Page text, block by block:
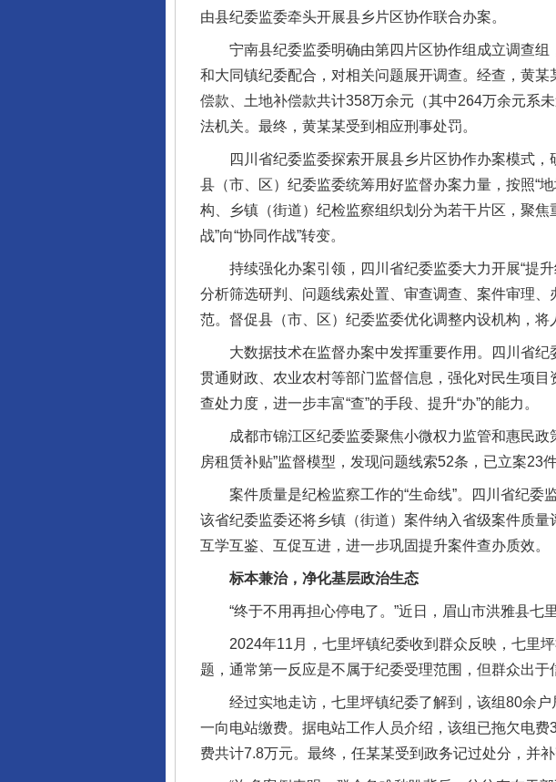
由县纪委监委牵头开展县乡片区协作联合办案。
宁南县纪委监委明确由第四片区协作组成立调查组
和大同镇纪委配合，对相关问题展开调查。经查，黄
偿款、土地补偿款共计358万余元（其中264万余元系
法机关。最终，黄某某受到相应刑事处罚。
四川省纪委监委探索开展县乡片区协作办案模式，
县（市、区）纪委监委统筹用好监督办案力量，按照“
构、乡镇（街道）纪检监察组织划分为若干片区，聚
战”向“协同作战”转变。
持续强化办案引领，四川省纪委监委大力开展“提升
分析筛选研判、问题线索处置、审查调查、案件审理
范。督促县（市、区）纪委监委优化调整内设机构，将
大数据技术在监督办案中发挥重要作用。四川省纪
贯通财政、农业农村等部门监督信息，强化对民生项
查处力度，进一步丰富“查”的手段、提升“办”的能力。
成都市锦江区纪委监委聚焦小微权力监管和惠民政
房租赁补贴”监督模型，发现问题线索52条，已立案23件
案件质量是纪检监察工作的“生命线”。四川省纪委
该省纪委监委还将乡镇（街道）案件纳入省级案件质
互学互鉴、互促互进，进一步巩固提升案件查办质效。
标本兼治，净化基层政治生态
“终于不用再担心停电了。”近日，眉山市洪雅县七
2024年11月，七里坪镇纪委收到群众反映，七里坪
题，通常第一反应是不属于纪委受理范围，但群众出于
经过实地走访，七里坪镇纪委了解到，该组80余户
一向电站缴费。据电站工作人员介绍，该组已拖欠电
费共计7.8万元。最终，任某某受到政务记过处分，并